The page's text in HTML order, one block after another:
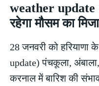
weather update
रहेगा मौसम का
28 जनवरी को हरियाणा
update) पंचकूला,
करनाल में बारिश की